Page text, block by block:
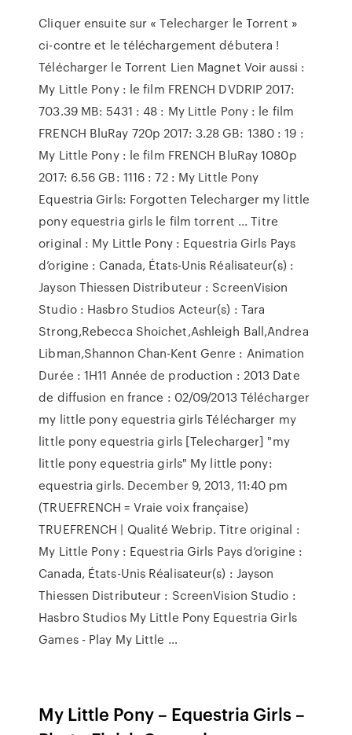
Cliquer ensuite sur « Telecharger le Torrent »
ci-contre et le téléchargement débutera !
Télécharger le Torrent Lien Magnet Voir aussi :
My Little Pony : le film FRENCH DVDRIP 2017:
703.39 MB: 5431 : 48 : My Little Pony : le film
FRENCH BluRay 720p 2017: 3.28 GB: 1380 : 19 :
My Little Pony : le film FRENCH BluRay 1080p
2017: 6.56 GB: 1116 : 72 : My Little Pony
Equestria Girls: Forgotten Telecharger my little
pony equestria girls le film torrent ... Titre
original : My Little Pony : Equestria Girls Pays
d’origine : Canada, États-Unis Réalisateur(s) :
Jayson Thiessen Distributeur : ScreenVision
Studio : Hasbro Studios Acteur(s) : Tara
Strong,Rebecca Shoichet,Ashleigh Ball,Andrea
Libman,Shannon Chan-Kent Genre : Animation
Durée : 1H11 Année de production : 2013 Date
de diffusion en france : 02/09/2013 Télécharger
my little pony equestria girls Télécharger my
little pony equestria girls [Telecharger] "my
little pony equestria girls" My little pony:
equestria girls. December 9, 2013, 11:40 pm
(TRUEFRENCH = Vraie voix française)
TRUEFRENCH | Qualité Webrip. Titre original :
My Little Pony : Equestria Girls Pays d’origine :
Canada, États-Unis Réalisateur(s) : Jayson
Thiessen Distributeur : ScreenVision Studio :
Hasbro Studios My Little Pony Equestria Girls
Games - Play My Little …
My Little Pony – Equestria Girls –